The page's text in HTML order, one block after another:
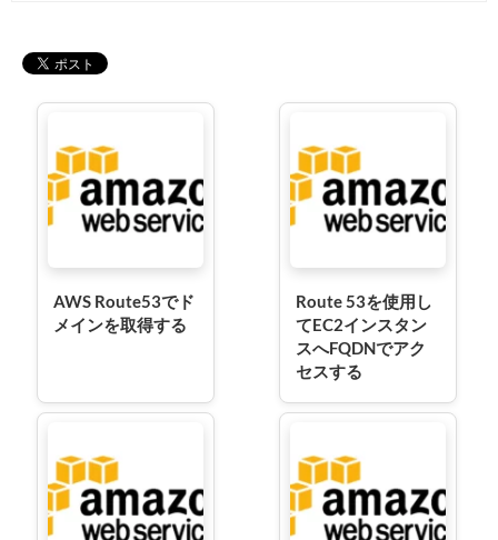
AWS Route53でド
メインを取得する
Route 53を使用し
てEC2インスタン
スへFQDNでアク
セスする